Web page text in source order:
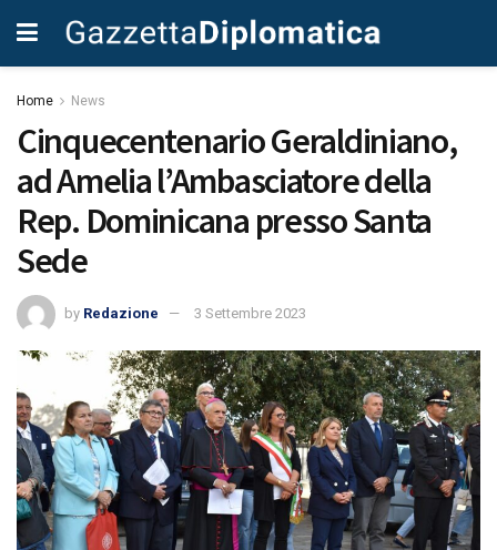
Home News
Cinquecentenario Geraldiniano,
ad Amelia l’Ambasciatore della
Rep. Dominicana presso Santa
Sede
by Redazione 3 Settembre 2023